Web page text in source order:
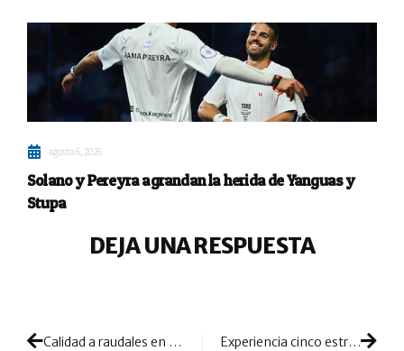
agosto 6, 2026
Solano y Pereyra agrandan la herida de Yanguas y
Stupa
DEJA UNA RESPUESTA
Calidad a raudales en la convocatoria de España para el Mundial Junior Experiencia cinco estrellas con la llegada del «Desafío Mahou» a Santander